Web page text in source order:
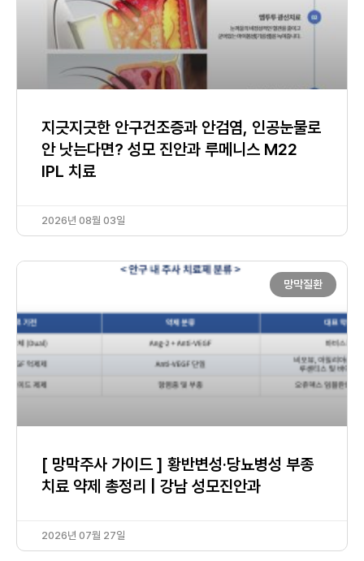
지긋지긋한 안구건조증과 안검염, 인공눈물로
안 낫는다면? 성모 진안과 루메니스 M22
IPL 치료
2026년 08월 03일
망막질환
[ 망막주사 가이드 ] 황반변성·당뇨병성 부종
치료 약제 총정리 | 강남 성모진안과
2026년 07월 27일